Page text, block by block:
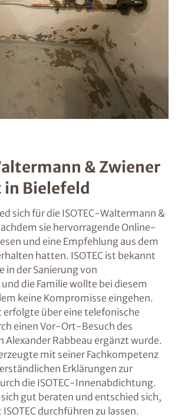
& Zwiener
Bielefeld
sich für die ISOTEC-Waltermann &
sie hervorragende Online-
und eine Empfehlung aus dem
hatten. ISOTEC ist bekannt
in der Sanierung von
die Familie wollte bei diesem
keine Kompromisse eingehen.
erfolgte über eine telefonische
einen Vor-Ort-Besuch des
Alexander Rabbeau ergänzt wurde.
mit seiner Fachkompetenz
Erklärungen zur
die ISOTEC-Innenabdichtung.
gut beraten und entschied sich,
durchführen zu lassen.